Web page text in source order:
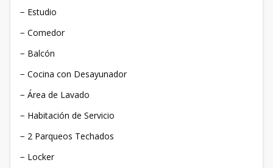
− Estudio
− Comedor
− Balcón
− Cocina con Desayunador
− Área de Lavado
− Habitación de Servicio
− 2 Parqueos Techados
− Locker